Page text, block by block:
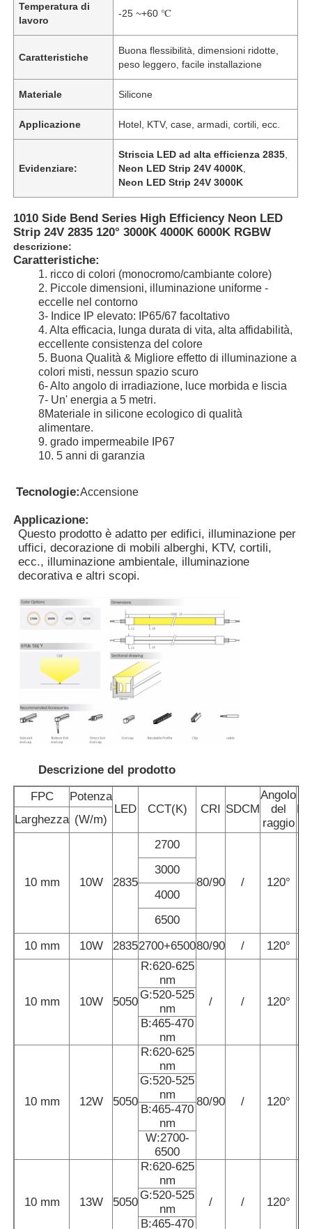
Prodotti
Chi siamo
Fatory Tour
Controllo di qualità
Contattaci
notizie
Tutti i casi
Luce di striscia al neon
Luce a striscia per lavastoviglie
Luce a LED a 360°
Luce al neon 3D
Modulo LED a corrente continua
Temperatura di
lavoro
-25 ~+60 ℃
Caratteristiche
Buona flessibilità, dimensioni ridotte,
peso leggero, facile installazione
Materiale Silicone
Applicazione Hotel, KTV, case, armadi, cortili, ecc.
Evidenziare:
Striscia LED ad alta efficienza 2835
Neon LED Strip 24V 4000K
Neon LED Strip 24V 3000K
1010 Side Bend Series High Efficiency Neon LED
Strip 24V 2835 120° 3000K 4000K 6000K RGBW
descrizione:
Caratteristiche:
1. ricco di colori (monocromo/cambiante colore)
2. Piccole dimensioni, illuminazione uniforme -
eccelle nel contorno
3- Indice IP elevato: IP65/67 facoltativo
4. Alta efficacia, lunga durata di vita, alta affidabilità,
eccellente consistenza del colore
5. Buona Qualità & Migliore effetto di illuminazione a
colori misti, nessun spazio scuro
6- Alto angolo di irradiazione, luce morbida e liscia
7- Un' energia a 5 metri.
8Materiale in silicone ecologico di qualità
alimentare.
9. grado impermeabile IP67
10. 5 anni di garanzia
Tecnologie:Accensione
Applicazione:
Questo prodotto è adatto per edifici, illuminazione per
uffici, decorazione di mobili alberghi, KTV, cortili,
ecc., illuminazione ambientale, illuminazione
decorativa e altri scopi.
Descrizione del prodotto
FPC
Potenza
LED
CCT(K) CRI SDCM
Angolo
del
raggio
Larghezza (W/m)
10 mm 10W 2835
2700
80/90 / 120°
3000
4000
6500
10 mm
10W 28352700+650080/90 / 120°
10 mm 10W 5050
R:620-625
nm
/
/ 120°
G:520-525
nm
B:465-470
nm
10 mm 12W 5050
R:620-625
nm
80/90 / 120°
G:520-525
nm
B:465-470
nm
W:2700-
6500
10 mm 13W 5050
R:620-625
nm
/
/ 120°
G:520-525
nm
B:465-470